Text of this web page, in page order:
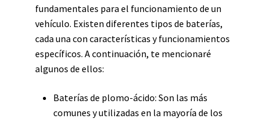
fundamentales para el funcionamiento de un
vehículo. Existen diferentes tipos de baterías,
cada una con características y funcionamientos
específicos. A continuación, te mencionaré
algunos de ellos:
Baterías de plomo-ácido: Son las más
comunes y utilizadas en la mayoría de los